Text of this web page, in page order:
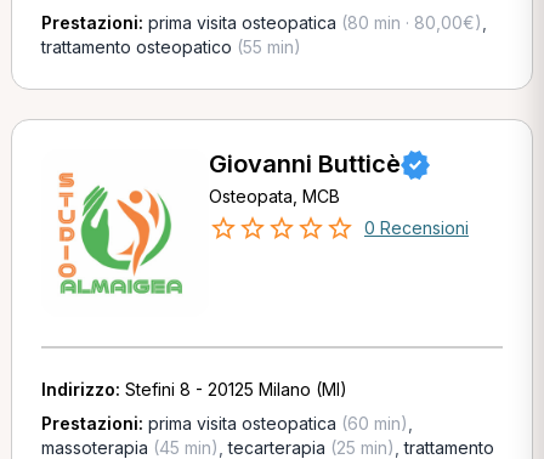
Prestazioni: prima visita osteopatica (80 min · 80,00€)
trattamento osteopatico (55 min)
Giovanni Butticè
Osteopata, MCB
0 Recensioni
Indirizzo: Stefini 8 - 20125 Milano (MI)
Prestazioni: prima visita osteopatica (60 min)
massoterapia (45 min) ,tecarterapia (25 min) ,trattamento